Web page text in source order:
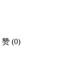
赞 (0)